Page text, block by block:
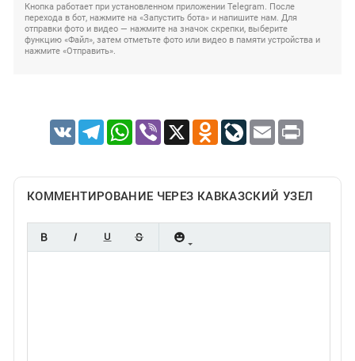
Кнопка работает при установленном приложении Telegram. После
перехода в бот, нажмите на «Запустить бота» и напишите нам. Для
отправки фото и видео — нажмите на значок скрепки, выберите
функцию «Файл», затем отметьте фото или видео в памяти устройства и
нажмите «Отправить».
VK TelegramWhatsApp
Viber X Odnoklassniki
LiveJournal
Email Print
КОММЕНТИРОВАНИЕ ЧЕРЕЗ КАВКАЗСКИЙ УЗЕЛ